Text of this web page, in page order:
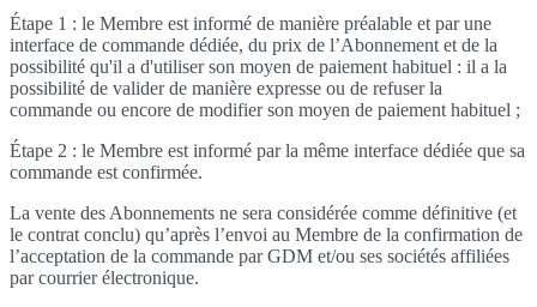
Étape 1 : le Membre est informé de manière préalable et par une
interface de commande dédiée, du prix de l’Abonnement et de la
possibilité qu'il a d'utiliser son moyen de paiement habituel : il a la
possibilité de valider de manière expresse ou de refuser la
commande ou encore de modifier son moyen de paiement habituel ;
Étape 2 : le Membre est informé par la même interface dédiée que sa
commande est confirmée.
La vente des Abonnements ne sera considérée comme définitive (et
le contrat conclu) qu’après l’envoi au Membre de la confirmation de
l’acceptation de la commande par GDM et/ou ses sociétés affiliées
par courrier électronique.